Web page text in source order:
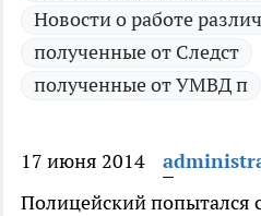
Новости о работе
полученные от Следст
полученные от УМВД п
17 июня 2014
Полицейский попытался